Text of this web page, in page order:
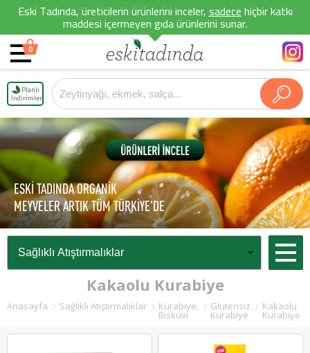
Eski Tadında, üreticilerin ürünlerini inceler,sadecehiçbir katkı
maddesi içermeyen gıda ürünlerini sunar.
0
Planlı
İndirimler
ESKİ TADINDA ORGANİK
MEYVELER ARTIK TÜM TÜRKİYE'DE
Kakaolu Kurabiye
Anasayfa Sağlıklı Atıştırmalıklar Kurabiye,
Bisküvi
Glutensiz
Kurabiye
Kakaolu
Kurabiye